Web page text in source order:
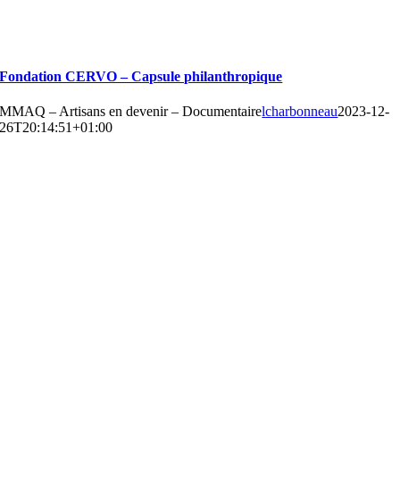
Fondation CERVO – Capsule philanthropique
MMAQ – Artisans en devenir – Documentairelcharbonneau2023-12-
26T20:14:51+01:00